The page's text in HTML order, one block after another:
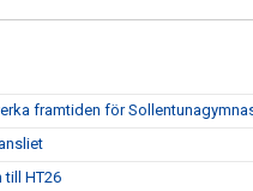
framtiden för
till HT26